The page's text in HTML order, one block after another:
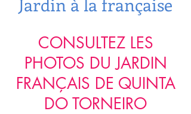
CONSULTEZ LES
PHOTOS DU JARDIN
FRANÇAIS DE QUINTA
DO TORNEIRO